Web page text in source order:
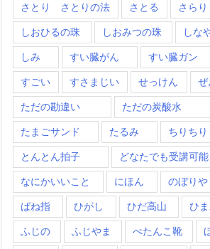
さとり さとりの法 さとる さらり
しおひるの珠 しおみつの珠 しな
しみ すい臓がん すい臓ガン
すごい すさまじい せっけん ぜ
ただの勘違い ただの炭酸水
たまごサンド たるみ ちりちり
とんとん拍子 どなたでも受講可能
なにかいいこと にほん のぼりや
ばね指 ひがし ひだ高山 ひ
ふじの ふじやま ぺたんこ靴